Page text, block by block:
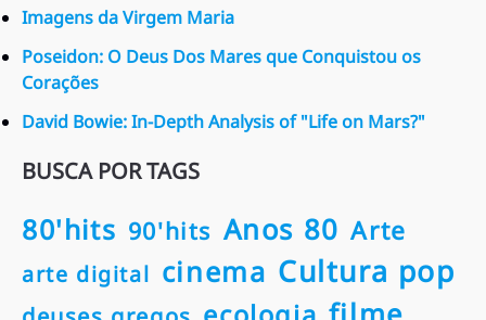
Imagens da Virgem Maria
Poseidon: O Deus Dos Mares que Conquistou os
Corações
David Bowie: In-Depth Analysis of "Life on Mars?"
BUSCA POR TAGS
80'hits 90'hits Anos 80 Arte
arte digital cinema Cultura pop